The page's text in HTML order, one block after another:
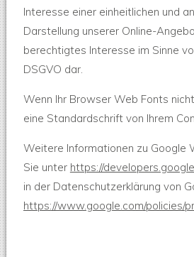
Interesse einer einheitlichen und
Darstellung unserer Online-
berechtigtes Interesse im Sinne
DSGVO dar.
Wenn Ihr Browser Web Fonts
eine Standardschrift von Ihrem
Weitere Informationen zu Google
Sie unter https://
in der Datenschutzerklärung von
https://www.google.com/policies/